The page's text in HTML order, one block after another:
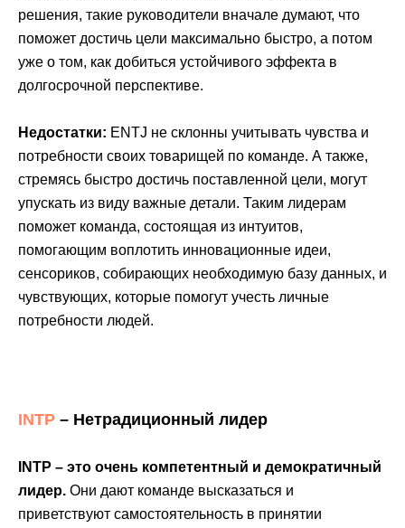
решения, такие руководители вначале думают, что
поможет достичь цели максимально быстро, а потом
уже о том, как добиться устойчивого эффекта в
долгосрочной перспективе.
Недостатки: ENTJ не склонны учитывать чувства и
потребности своих товарищей по команде. А также,
стремясь быстро достичь поставленной цели, могут
упускать из виду важные детали. Таким лидерам
поможет команда, состоящая из интуитов,
помогающим воплотить инновационные идеи,
сенсориков, собирающих необходимую базу данных, и
чувствующих, которые помогут учесть личные
потребности людей.
INTP – Нетрадиционный лидер
INTP – это очень компетентный и демократичный
лидер. Они дают команде высказаться и
приветствуют самостоятельность в принятии